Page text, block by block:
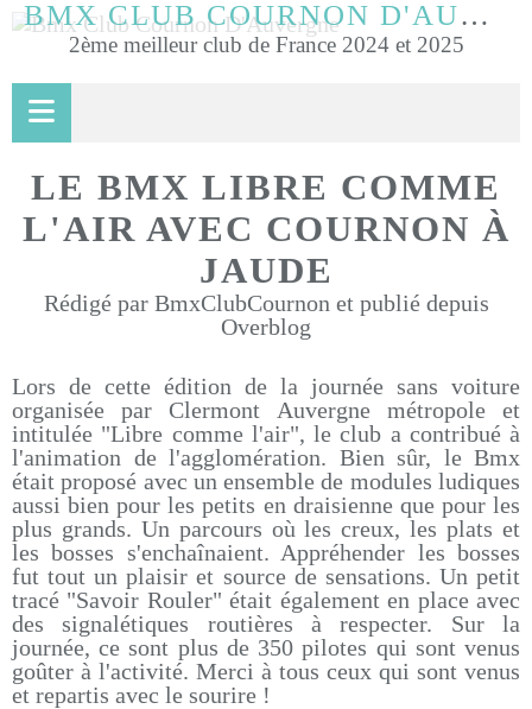
BMX CLUB COURNON D'AUVERGNE
2ème meilleur club de France 2024 et 2025
LE BMX LIBRE COMME
L'AIR AVEC COURNON À
JAUDE
Rédigé par BmxClubCournon et publié depuis
Overblog
Lors de cette édition de la journée sans voiture
organisée par Clermont Auvergne métropole et
intitulée "Libre comme l'air", le club a contribué à
l'animation de l'agglomération. Bien sûr, le Bmx
était proposé avec un ensemble de modules ludiques
aussi bien pour les petits en draisienne que pour les
plus grands. Un parcours où les creux, les plats et
les bosses s'enchaînaient. Appréhender les bosses
fut tout un plaisir et source de sensations. Un petit
tracé "Savoir Rouler" était également en place avec
des signalétiques routières à respecter. Sur la
journée, ce sont plus de 350 pilotes qui sont venus
goûter à l'activité. Merci à tous ceux qui sont venus
et repartis avec le sourire !